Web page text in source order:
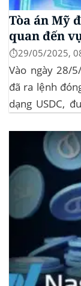
Tòa án Mỹ
quan đến
⏱️29/05/2025,
Vào ngày 28/
đã ra lệnh
dạng USDC,
tập thể do